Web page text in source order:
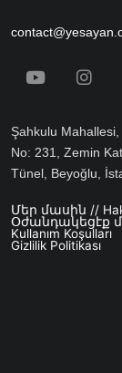
Social
Şahkulu Mahallesi,
No: 231, Zemin Kat
Tünel, Beyoğlu,
Footer
Մեր մասին //
Օժանդակեցէք
Kullanım Koşulları
Gizlilik Politikası